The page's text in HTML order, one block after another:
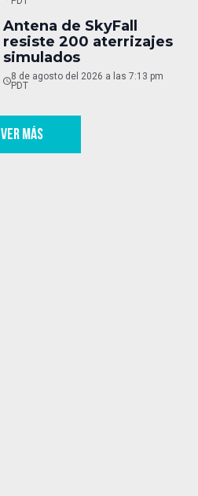
Antena de SkyFall
resiste 200 aterrizajes
simulados
8 de agosto del 2026 a las 7:13 pm
PDT
VER MÁS